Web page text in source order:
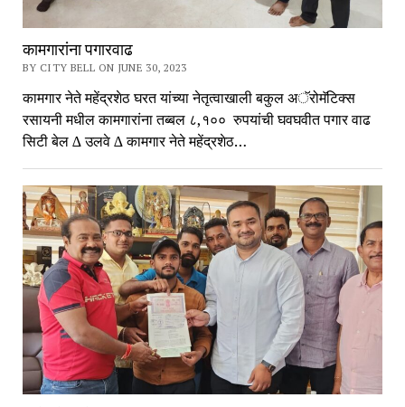
कामगारांना पगारवाढ
BY CITY BELL ON JUNE 30, 2023
कामगार नेते महेंद्रशेठ घरत यांच्या नेतृत्वाखाली बकुल अॅरोमॅटिक्स
रसायनी मधील कामगारांना तब्बल ८,१०० रुपयांची घवघवीत पगार वाढ
सिटी बेल ∆ उलवे ∆ कामगार नेते महेंद्रशेठ…